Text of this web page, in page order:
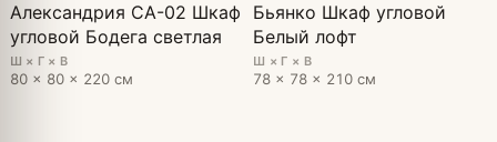
Александрия СА-02 Шкаф
угловой Бодега светлая
Ш × Г × В
80 × 80 × 220 см
Бьянко Шкаф угловой
Белый лофт
Ш × Г × В
78 × 78 × 210 см